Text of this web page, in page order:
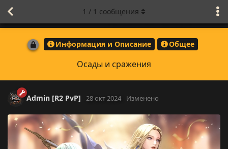
Информация и Описание Общее
Осады и сражения
1 / 1 сообщения
Admin [R2 PvP] 28 окт 2024 Изменено